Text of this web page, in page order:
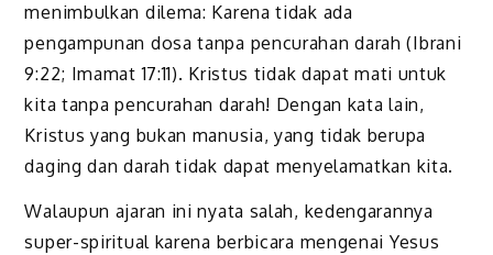
menimbulkan dilema: Karena tidak ada
pengampunan dosa tanpa pencurahan darah (Ibrani
9:22; Imamat 17:11). Kristus tidak dapat mati untuk
kita tanpa pencurahan darah! Dengan kata lain,
Kristus yang bukan manusia, yang tidak berupa
daging dan darah tidak dapat menyelamatkan kita.
Walaupun ajaran ini nyata salah, kedengarannya
super-spiritual karena berbicara mengenai Yesus